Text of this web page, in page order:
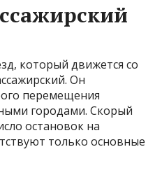
который движется со
Он
перемещения
городами. Скорый
остановок на
только основные